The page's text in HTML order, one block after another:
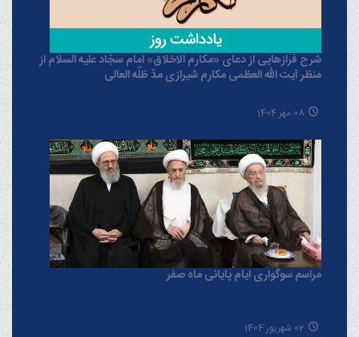
شرح فرازهایی از دعای «مکارم الاخلاق» امام سجّاد علیه السلام از
منظر آیت الله العظمی مکارم شیرازی مدّ ظلّه العالی
08 مهر 1404
مراسم سوگواری ایام پایانی ماه صفر
02 شهریور 1404